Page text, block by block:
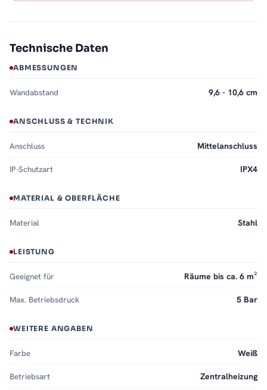
Technische Daten
ABMESSUNGEN
Wandabstand 9,6 - 10,6 cm
ANSCHLUSS & TECHNIK
Anschluss Mittelanschluss
IP-Schutzart IPX4
MATERIAL & OBERFLÄCHE
Material Stahl
LEISTUNG
Geeignet für Räume bis ca. 6 m²
Max. Betriebsdruck 5 Bar
WEITERE ANGABEN
Farbe Weiß
Betriebsart Zentralheizung